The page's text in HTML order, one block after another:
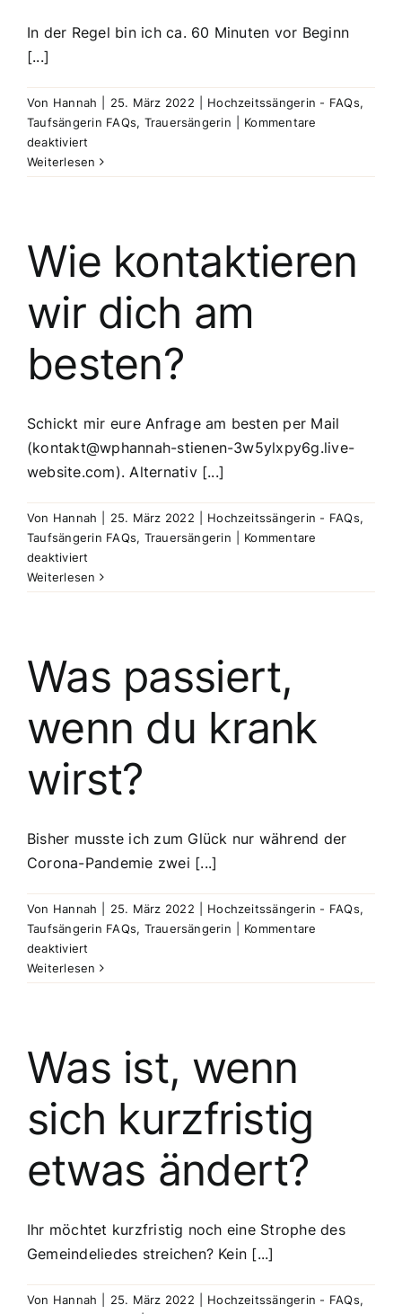
In der Regel bin ich ca. 60 Minuten vor Beginn
[...]
Von Hannah 25. März 2022 Hochzeitssängerin - FAQs,
Taufsängerin FAQs, Trauersängerin
Kommentare
deaktiviert
Wie
viel
am
Tag
selbst
vor
Weiterlesen
Wie kontaktieren
wir dich am
besten?
Schickt mir eure Anfrage am besten per Mail
(kontakt@wphannah-stienen-3w5ylxpy6g.live-
website.com). Alternativ [...]
Von Hannah 25. März 2022 Hochzeitssängerin - FAQs,
Taufsängerin FAQs, Trauersängerin
Kommentare
deaktiviert
Wie
kontaktieren
besten?
Weiterlesen
Was passiert,
wenn du krank
wirst?
Bisher musste ich zum Glück nur während der
Corona-Pandemie zwei [...]
Von Hannah 25. März 2022 Hochzeitssängerin - FAQs,
Taufsängerin FAQs, Trauersängerin
Kommentare
deaktiviert
Was
passiert,
wirst?
Weiterlesen
Was ist, wenn
sich kurzfristig
etwas ändert?
Ihr möchtet kurzfristig noch eine Strophe des
Gemeindeliedes streichen? Kein [...]
Von Hannah 25. März 2022 Hochzeitssängerin - FAQs,